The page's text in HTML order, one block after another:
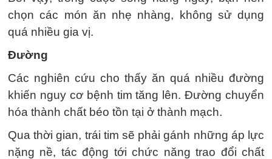
chọn các món ăn nhẹ nhàng, không sử dụng
quá nhiều gia vị.
Đường
Các nghiên cứu cho thấy ăn quá nhiều đường
khiến nguy cơ bệnh tim tăng lên. Đường chuyển
hóa thành chất béo tồn tại ở thành mạch.
Qua thời gian, trái tim sẽ phải gánh những áp lực
nặng nề, tác động tới chức năng trao đổi chất